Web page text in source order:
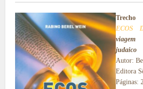
ECOS
judaico
Autor:
Editora
Páginas: